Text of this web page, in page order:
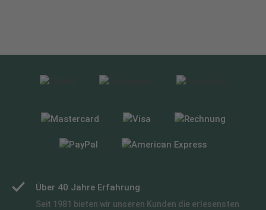
Über 40 Jahre Erfahrung
Seit 1981 bieten wir unseren Kunden die erlesensten